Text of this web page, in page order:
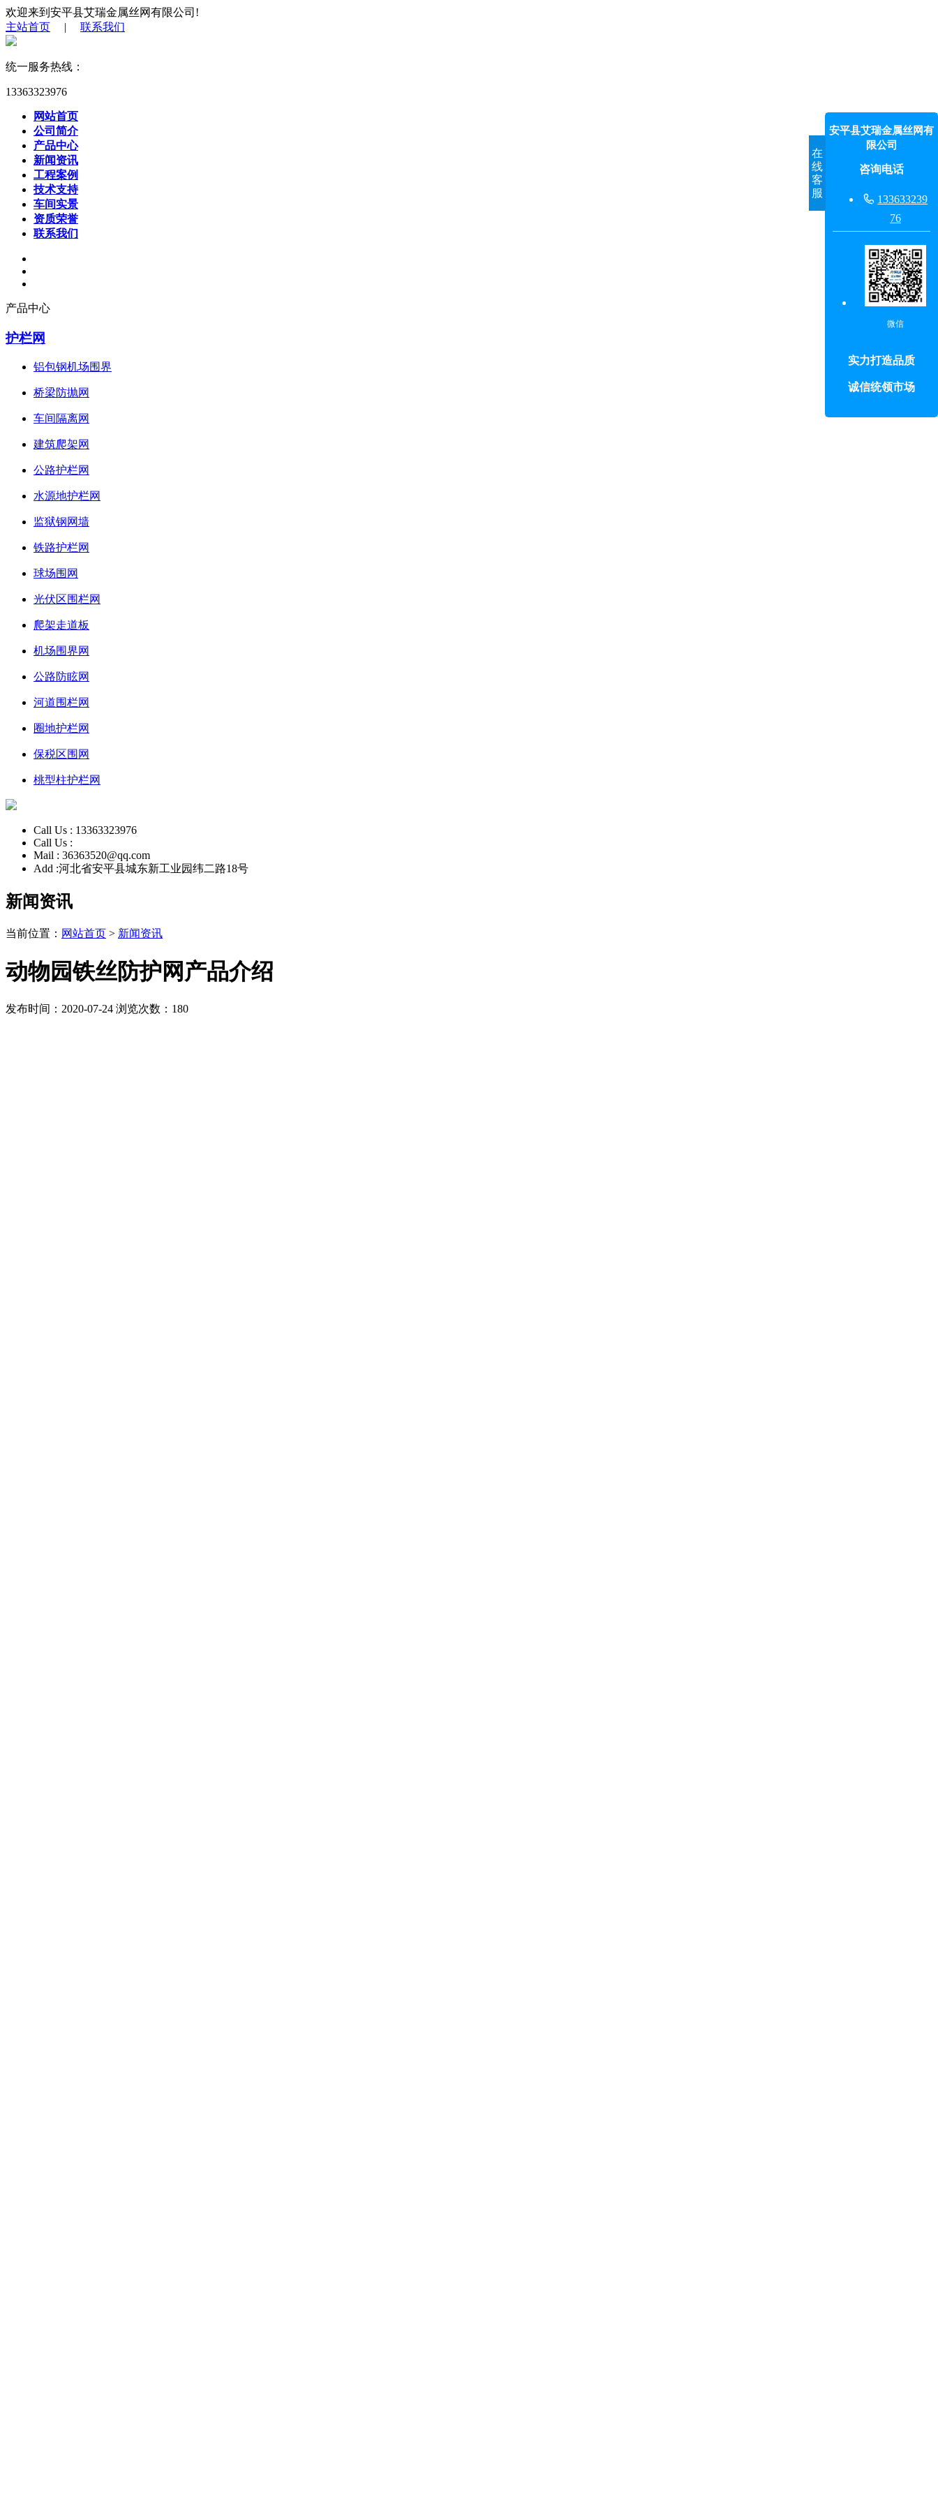
欢迎来到安平县艾瑞金属丝网有限公司!
主站首页 | 联系我们
统一服务热线：
13363323976
网站首页
公司简介
产品中心
新闻资讯
工程案例
技术支持
车间实景
资质荣誉
联系我们
产品中心
护栏网
铝包钢机场围界
桥梁防抛网
车间隔离网
建筑爬架网
公路护栏网
水源地护栏网
监狱钢网墙
铁路护栏网
球场围网
光伏区围栏网
爬架走道板
机场围界网
公路防眩网
河道围栏网
圈地护栏网
保税区围网
桃型柱护栏网
Call Us : 13363323976
Call Us :
Mail : 36363520@qq.com
Add :河北省安平县城东新工业园纬二路18号
新闻资讯
当前位置： 网站首页 > 新闻资讯
动物园铁丝防护网产品介绍
发布时间：2020-07-24 浏览次数： 180
在
线
客
服
安平县艾瑞金属丝网有
限公司
咨询电话
 133633239
76
微信
实力打造品质
诚信统领市场